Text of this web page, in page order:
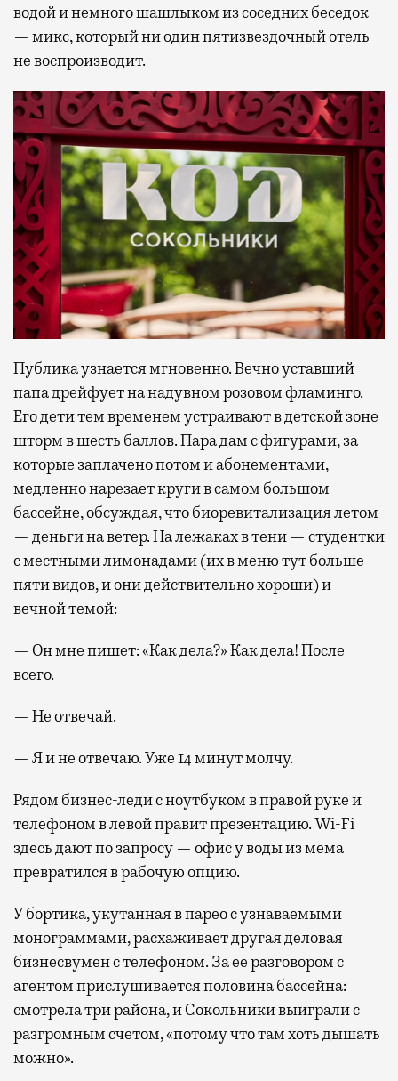
водой и немного шашлыком из соседних беседок
— микс, который ни один пятизвездочный отель
не воспроизводит.
Публика узнается мгновенно. Вечно уставший
папа дрейфует на надувном розовом фламинго.
Его дети тем временем устраивают в детской зоне
шторм в шесть баллов. Пара дам с фигурами, за
которые заплачено потом и абонементами,
медленно нарезает круги в самом большом
бассейне, обсуждая, что биоревитализация летом
— деньги на ветер. На лежаках в тени — студентки
с местными лимонадами (их в меню тут больше
пяти видов, и они действительно хороши) и
вечной темой:
— Он мне пишет: «Как дела?» Как дела! После
всего.
— Не отвечай.
— Я и не отвечаю. Уже 14 минут молчу.
Рядом бизнес-леди с ноутбуком в правой руке и
телефоном в левой правит презентацию. Wi-Fi
здесь дают по запросу — офис у воды из мема
превратился в рабочую опцию.
У бортика, укутанная в парео с узнаваемыми
монограммами, расхаживает другая деловая
бизнесвумен с телефоном. За ее разговором с
агентом прислушивается половина бассейна:
смотрела три района, и Сокольники выиграли с
разгромным счетом, «потому что там хоть дышать
можно».